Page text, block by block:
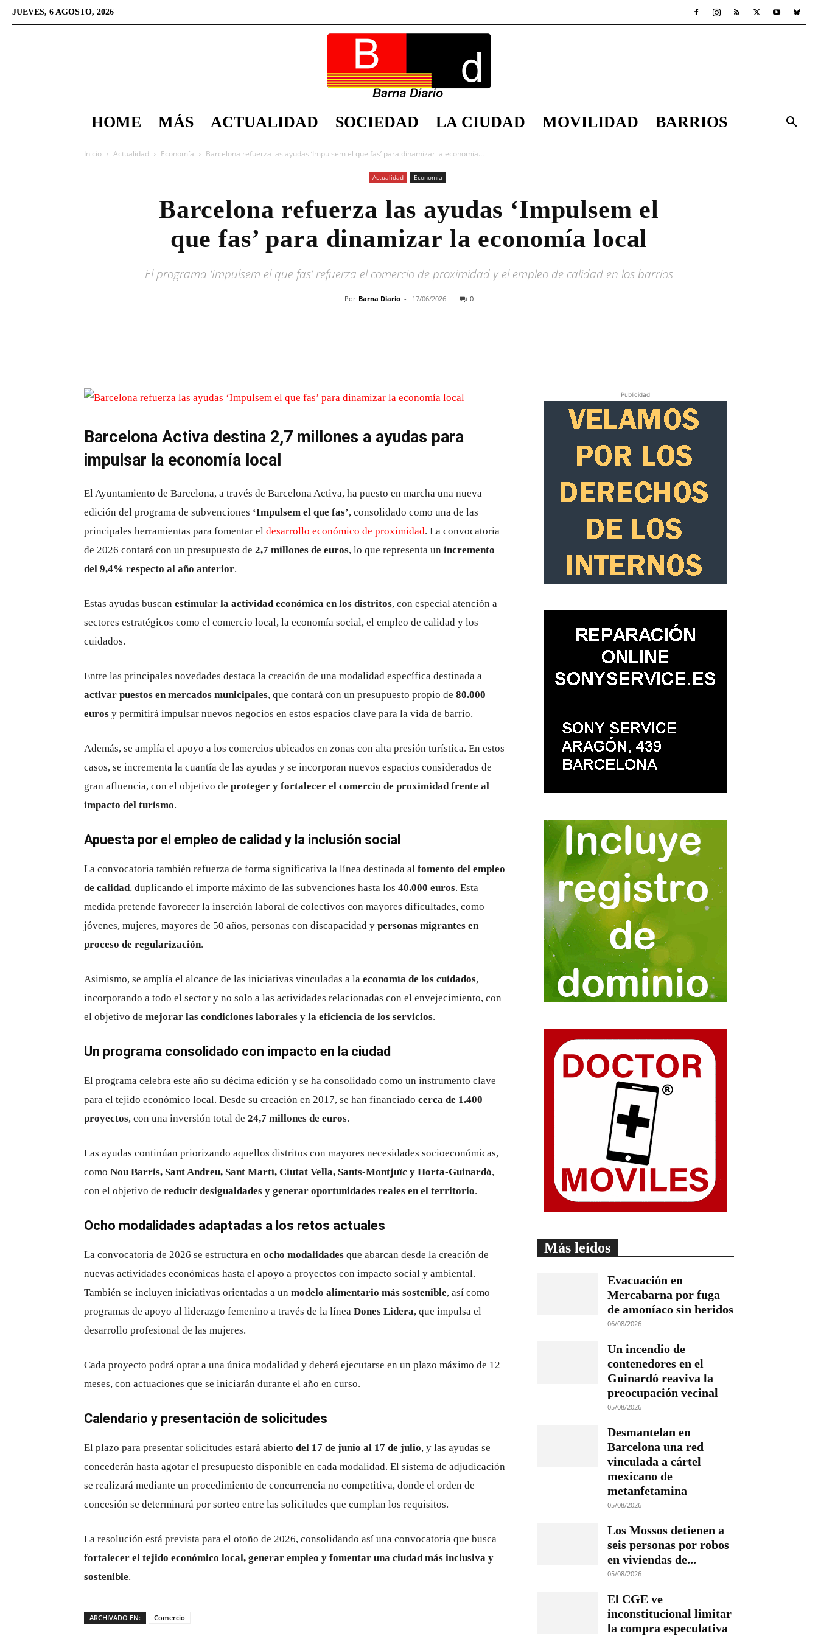
JUEVES, 6 AGOSTO, 2026
Diario
HOME MÁS ACTUALIDAD SOCIEDAD LA CIUDAD MOVILIDAD BARRIOS
Inicio Actualidad Economía Barcelona refuerza las ayudas ‘Impulsem el que fas’ para dinamizar la economía...
Actualidad Economía
Barcelona refuerza las ayudas ‘Impulsem el
que fas’ para dinamizar la economía local
El programa ‘Impulsem el que fas’ refuerza el comercio de proximidad y el empleo de calidad en los barrios
Por Barna Diario - 17/06/2026 0
Barcelona Activa destina 2,7 millones a ayudas para
impulsar la economía local
El Ayuntamiento de Barcelona, a través de Barcelona Activa, ha puesto en marcha una nueva
edición del programa de subvenciones ‘Impulsem el que fas’, consolidado como una de las
principales herramientas para fomentar el desarrollo económico de proximidad. La convocatoria
de 2026 contará con un presupuesto de 2,7 millones de euros, lo que representa un incremento
del 9,4% respecto al año anterior.
Estas ayudas buscan estimular la actividad económica en los distritos, con especial atención a
sectores estratégicos como el comercio local, la economía social, el empleo de calidad y los
cuidados.
Entre las principales novedades destaca la creación de una modalidad específica destinada a
activar puestos en mercados municipales, que contará con un presupuesto propio de 80.000
euros y permitirá impulsar nuevos negocios en estos espacios clave para la vida de barrio.
Además, se amplía el apoyo a los comercios ubicados en zonas con alta presión turística. En estos
casos, se incrementa la cuantía de las ayudas y se incorporan nuevos espacios considerados de
gran afluencia, con el objetivo de proteger y fortalecer el comercio de proximidad frente al
impacto del turismo.
Apuesta por el empleo de calidad y la inclusión social
La convocatoria también refuerza de forma significativa la línea destinada al fomento del empleo
de calidad, duplicando el importe máximo de las subvenciones hasta los 40.000 euros. Esta
medida pretende favorecer la inserción laboral de colectivos con mayores dificultades, como
jóvenes, mujeres, mayores de 50 años, personas con discapacidad y personas migrantes en
proceso de regularización.
Asimismo, se amplía el alcance de las iniciativas vinculadas a la economía de los cuidados,
incorporando a todo el sector y no solo a las actividades relacionadas con el envejecimiento, con
el objetivo de mejorar las condiciones laborales y la eficiencia de los servicios.
Un programa consolidado con impacto en la ciudad
El programa celebra este año su décima edición y se ha consolidado como un instrumento clave
para el tejido económico local. Desde su creación en 2017, se han financiado cerca de 1.400
proyectos, con una inversión total de 24,7 millones de euros.
Las ayudas continúan priorizando aquellos distritos con mayores necesidades socioeconómicas,
como Nou Barris, Sant Andreu, Sant Martí, Ciutat Vella, Sants-Montjuïc y Horta-Guinardó,
con el objetivo de reducir desigualdades y generar oportunidades reales en el territorio.
Ocho modalidades adaptadas a los retos actuales
La convocatoria de 2026 se estructura en ocho modalidades que abarcan desde la creación de
nuevas actividades económicas hasta el apoyo a proyectos con impacto social y ambiental.
También se incluyen iniciativas orientadas a un modelo alimentario más sostenible, así como
programas de apoyo al liderazgo femenino a través de la línea Dones Lidera, que impulsa el
desarrollo profesional de las mujeres.
Cada proyecto podrá optar a una única modalidad y deberá ejecutarse en un plazo máximo de 12
meses, con actuaciones que se iniciarán durante el año en curso.
Calendario y presentación de solicitudes
El plazo para presentar solicitudes estará abierto del 17 de junio al 17 de julio, y las ayudas se
concederán hasta agotar el presupuesto disponible en cada modalidad. El sistema de adjudicación
se realizará mediante un procedimiento de concurrencia no competitiva, donde el orden de
concesión se determinará por sorteo entre las solicitudes que cumplan los requisitos.
La resolución está prevista para el otoño de 2026, consolidando así una convocatoria que busca
fortalecer el tejido económico local, generar empleo y fomentar una ciudad más inclusiva y
sostenible.
ARCHIVADO EN: Comercio
Publicidad
Más leídos
Evacuación en
Mercabarna por fuga
de amoníaco sin heridos
06/08/2026
Un incendio de
contenedores en el
Guinardó reaviva la
preocupación vecinal
05/08/2026
Desmantelan en
Barcelona una red
vinculada a cártel
mexicano de
metanfetamina
05/08/2026
Los Mossos detienen a
seis personas por robos
en viviendas de...
05/08/2026
El CGE ve
inconstitucional limitar
la compra especulativa